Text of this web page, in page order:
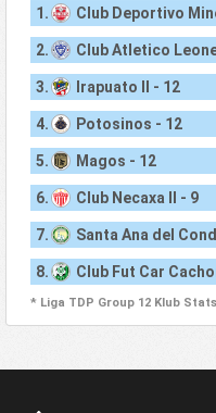
1. Club Deportivo
2. Club Atletico
3. Irapuato II - 12
4. Potosinos - 12
5. Magos - 12
6. Club Necaxa II - 9
7. Santa Ana del
8. Club Fut Car
* Liga TDP Group 12 Klub